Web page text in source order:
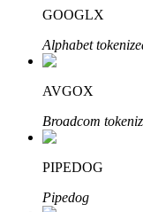
Tot 65%
GOOGLX
Alphabet
AVGOX
Broadcom
PIPEDOG
Pipedog